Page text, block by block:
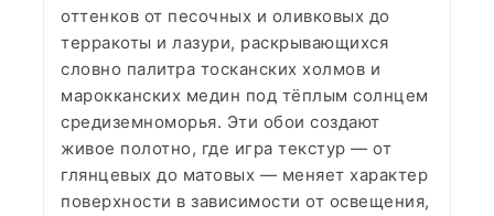
оттенков от песочных и оливковых до
терракоты и лазури, раскрывающихся
словно палитра тосканских холмов и
марокканских медин под тёплым солнцем
средиземноморья. Эти обои создают
живое полотно, где игра текстур — от
глянцевых до матовых — меняет характер
поверхности в зависимости от освещения,